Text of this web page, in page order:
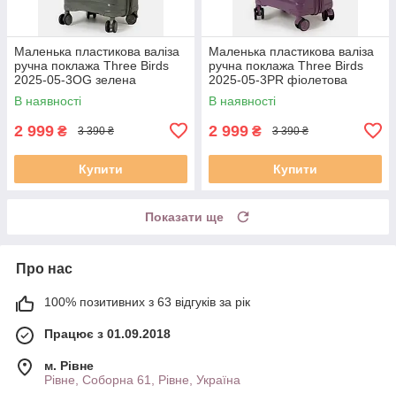
Маленька пластикова валіза
ручна поклажа Three Birds
2025-05-3OG зелена
В наявності
2 999 ₴ 3 390 ₴
Купити
Маленька пластикова валіза
ручна поклажа Three Birds
2025-05-3PR фіолетова
В наявності
2 999 ₴ 3 390 ₴
Купити
Показати ще
Про нас
100% позитивних з 63 відгуків за рік
Працює з 01.09.2018
м. Рівне
Рівне, Соборна 61, Рівне, Україна